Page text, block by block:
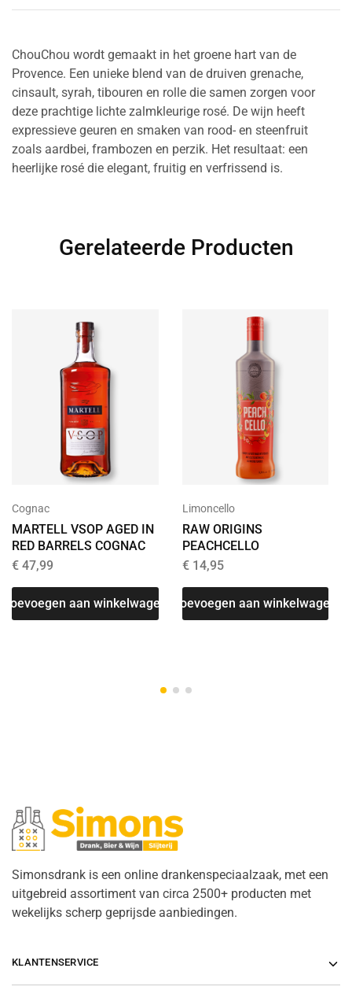
ChouChou wordt gemaakt in het groene hart van de
Provence. Een unieke blend van de druiven grenache,
cinsault, syrah, tibouren en rolle die samen zorgen voor
deze prachtige lichte zalmkleurige rosé. De wijn heeft
expressieve geuren en smaken van rood- en steenfruit
zoals aardbei, frambozen en perzik. Het resultaat: een
heerlijke rosé die elegant, fruitig en verfrissend is.
Gerelateerde Producten
Cognac
MARTELL VSOP AGED IN
RED BARRELS COGNAC
€ 47,99
Toevoegen aan winkelwagen
Limoncello
RAW ORIGINS
PEACHCELLO
€14,95
Toevoegen aan winkelwagen
Simonsdrank is een online drankenspeciaalzaak, met een
uitgebreid assortiment van circa 2500+ producten met
wekelijks scherp geprijsde aanbiedingen.
KLANTENSERVICE